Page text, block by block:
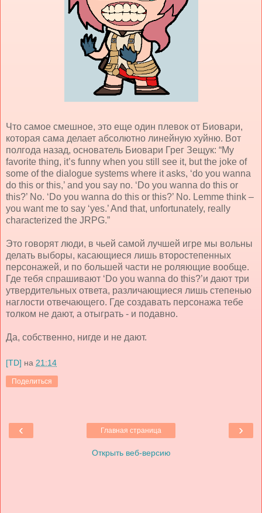
Что самое смешное, это еще один плевок от Биовари,
которая сама делает абсолютно линейную хуйню. Вот
полгода назад, основатель Биовари Грег Зещук: “My
favorite thing, it’s funny when you still see it, but the joke of
some of the dialogue systems where it asks, ‘do you wanna
do this or this,’ and you say no. ‘Do you wanna do this or
this?’ No. ‘Do you wanna do this or this?’ No. Lemme think –
you want me to say ‘yes.’ And that, unfortunately, really
characterized the JRPG.”
Это говорят люди, в чьей самой лучшей игре мы вольны
делать выборы, касающиеся лишь второстепенных
персонажей, и по большей части не роляющие вообще.
Где тебя спрашивают ‘Do you wanna do this?’и дают три
утвердительных ответа, различающиеся лишь степенью
наглости отвечающего. Где создавать персонажа тебе
толком не дают, а отыграть - и подавно.
Да, собственно, нигде и не дают.
[TD] на 21:14
Поделиться
‹ ›
Главная страница
Открыть веб-версию